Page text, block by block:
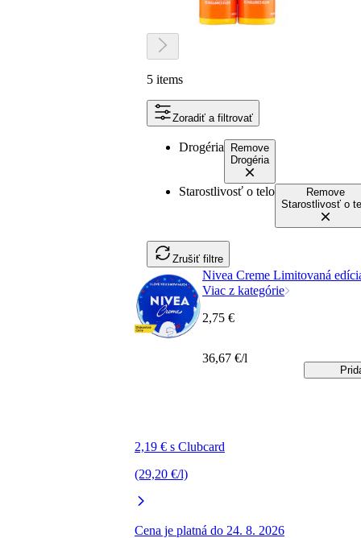
5 items
Zoradiť a filtrovať
Drogéria
Remove
Drogéria
Starostlivosť o telo
Remove
Starostlivosť o
Zrušiť filtre
Nivea Creme Limitovaná
Viac z kategórie
2,19 € s Clubcard
(29,20 €/l)
Cena je platná do 24. 8. 2026
2,75 €
36,67 €/l